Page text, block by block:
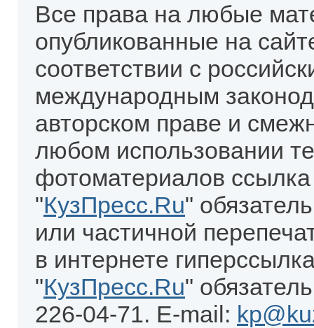
Все права на любые
опубликованные на
соответствии с
международным
авторском праве и
любом использовании
фотоматериалов
"КузПресс.Ru"
или частичной
в интернете
"КузПресс.Ru"
226-04-71. E-mail: